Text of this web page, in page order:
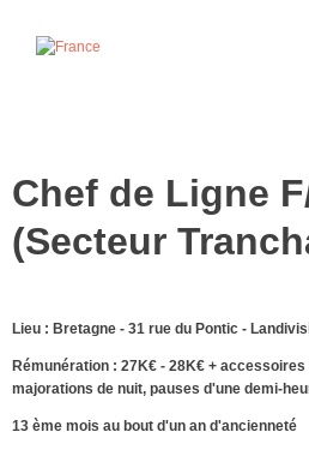
Chef de Ligne
(Secteur
Lieu : Bretagne - 31 rue du Pontic -
Rémunération : 27K€ - 28K€ +
majorations de nuit, pauses d'une demi-
13 ème mois au bout d'un an d'ancienneté